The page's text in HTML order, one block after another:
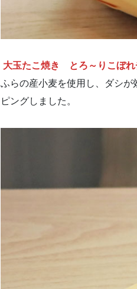
大玉たこ焼き とろ～りこぼれ
ふらの産小麦を使用し、ダシ
ピングしました。